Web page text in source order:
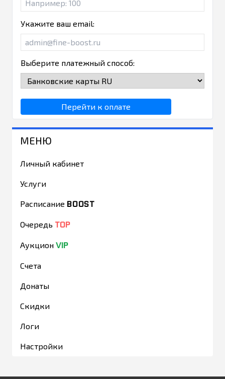
Укажите ваш email:
Выберите платежный способ:
Перейти к оплате
МЕНЮ
Личный кабинет
Услуги
Расписание BOOST
Очередь TOP
Аукцион VIP
Счета
Донаты
Скидки
Логи
Настройки